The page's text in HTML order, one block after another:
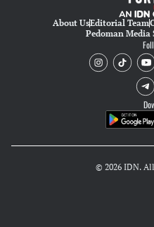
About UsEditorial Team
Pedoman Media
© 2026 IDN.